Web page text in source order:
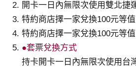
開卡一日內無限次使用雙北捷
特約商店擇一家兌換100元等
特約商店擇一家兌換100元等
●套票兌換方式
持卡開卡一日內無限次使用台